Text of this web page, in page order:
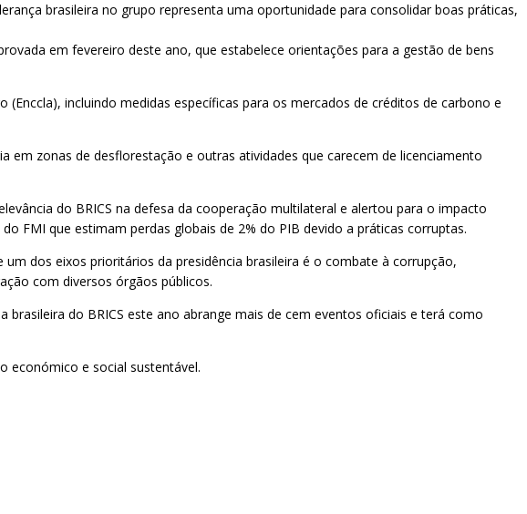
brasileira no grupo representa uma oportunidade para consolidar boas práticas,
em fevereiro deste ano, que estabelece orientações para a gestão de bens
incluindo medidas específicas para os mercados de créditos de carbono e
zonas de desflorestação e outras atividades que carecem de licenciamento
do BRICS na defesa da cooperação multilateral e alertou para o impacto
FMI que estimam perdas globais de 2% do PIB devido a práticas corruptas.
dos eixos prioritários da presidência brasileira é o combate à corrupção,
com diversos órgãos públicos.
brasileira do BRICS este ano abrange mais de cem eventos oficiais e terá como
económico e social sustentável.